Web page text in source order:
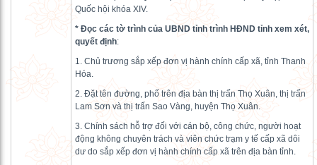
Quốc hội khóa XIV.
* Đọc các tờ trình của UBND tỉnh trình HĐND tỉnh xem xét,
quyết định:
1. Chủ trương sắp xếp đơn vị hành chính cấp xã, tỉnh Thanh
Hóa.
2. Đặt tên đường, phố trên địa bàn thị trấn Thọ Xuân, thị trấn
Lam Sơn và thị trấn Sao Vàng, huyện Thọ Xuân.
3. Chính sách hỗ trợ đối với cán bộ, công chức, người hoạt
động không chuyên trách và viên chức trạm y tế cấp xã dôi
dư do sắp xếp đơn vị hành chính cấp xã trên địa bàn tỉnh.